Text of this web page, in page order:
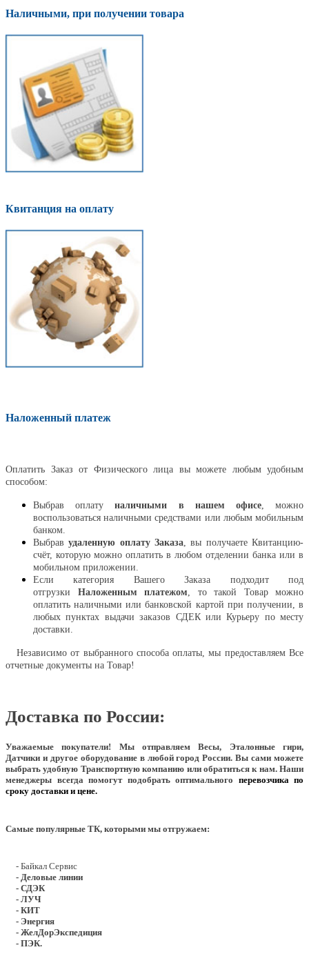
Наличными, при получении товара
Квитанция на оплату
Наложенный платеж
Оплатить Заказ от Физического лица вы можете любым удобным
способом:
Выбрав оплатуналичными в нашем офисе, можно
воспользоваться наличными средствами или любым мобильным
банком.
Выбравудаленную оплату Заказа , вы получаете Квитанцию-
счёт, которую можно оплатить в любом отделении банка или в
мобильном приложении.
Если категория Вашего Заказа подходит под
отгрузки Наложенным платежом , то такой Товар можно
оплатить наличными или банковской картой при получении, в
любых пунктах выдачи заказов СДЕК или Курьеру по месту
доставки.
Независимо от выбранного способа оплаты, мы предоставляем Все
отчетные документы на Товар!
Доставка по России:
Уважаемые покупатели! Мы отправляем Весы, Эталонные гири,
Датчики и другое оборудование в любой город России. Вы сами можете
выбрать удобную Транспортную компанию или обратиться к нам. Наши
менеджеры всегда помогут подобрать оптимального перевозчика по
сроку доставки и цене.
Самые популярные ТК, которыми мы отгружаем:
- Байкал Сервис
- Деловые линии
- СДЭК
- ЛУЧ
- КИТ
- Энергия
- ЖелДорЭкспедиция
- ПЭК.